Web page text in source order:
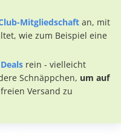
Mitgliedschaft an, mit
wie zum Beispiel eine
rein - vielleicht
Schnäppchen, um auf
Versand zu